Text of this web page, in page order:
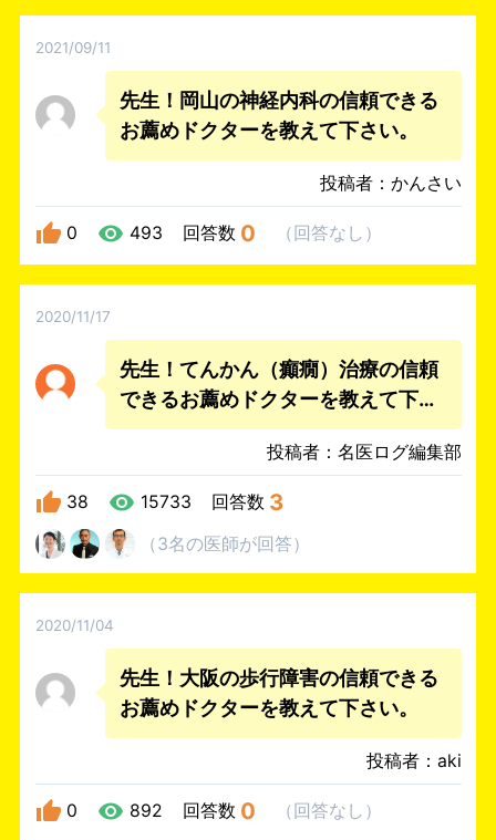
2021/09/11
先生！岡山の神経内科の信頼できる
お薦めドクターを教えて下さい。
投稿者：かんさい
0 493 回答数 0 （回答なし ）
2020/11/17
先生！てんかん（癲癇）治療の信頼
できるお薦めドクターを教えて下さ
い。
投稿者：名医ログ編集部
38 15733 回答数 3
（3名の医師が回答）
2020/11/04
先生！大阪の歩行障害の信頼できる
お薦めドクターを教えて下さい。
投稿者：aki
0 892 回答数 0 （回答なし ）